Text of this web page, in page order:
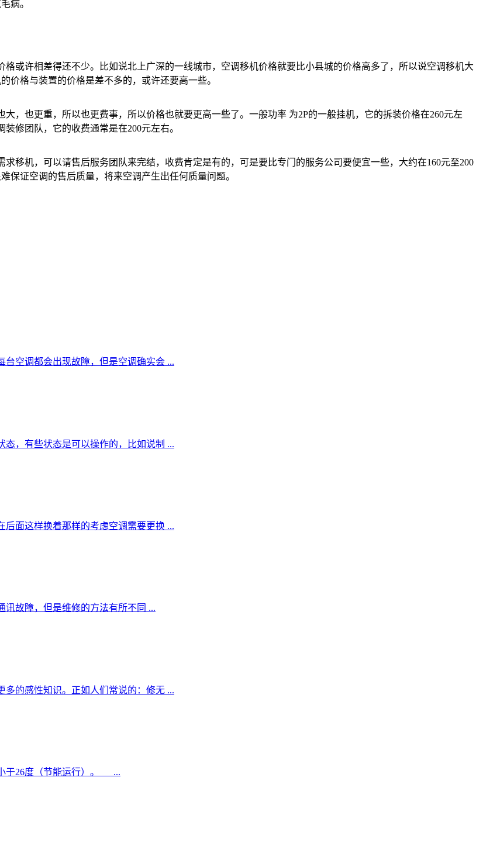
病。
许相差得还不少。比如说北上广深的一线城市，空调移机价格就要比小县城的价格高多了，所以说空调移机大
价格与装置的价格是差不多的，或许还要高一些。
也更重，所以也更费事，所以价格也就要更高一些了。一般功率 为2P的一般挂机，它的拆装价格在260元左
修团队，它的收费通常是在200元左右。
机，可以请售后服务团队来完结，收费肯定是有的，可是要比专门的服务公司要便宜一些，大约在160元至200
保证空调的售后质量，将来空调产生出任何质量问题。
空调都会出现故障，但是空调确实会 ...
，有些状态是可以操作的，比如说制 ...
面这样换着那样的考虑空调需要更换 ...
故障，但是维修的方法有所不同 ...
的感性知识。正如人们常说的：修无 ...
于26度（节能运行）。 ...